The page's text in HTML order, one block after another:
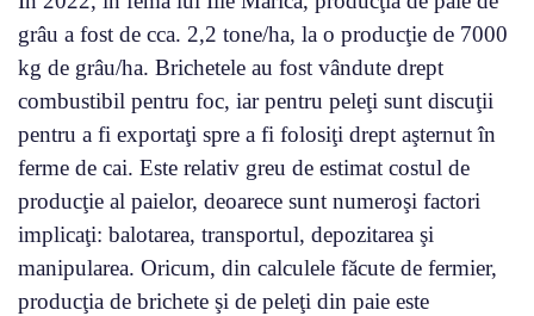
grâu a fost de cca. 2,2 tone/ha, la o producţie de 7000
kg de grâu/ha. Brichetele au fost vândute drept
combustibil pentru foc, iar pentru peleţi sunt discuţii
pentru a fi exportaţi spre a fi folosiţi drept aşternut în
ferme de cai. Este relativ greu de estimat costul de
producţie al paielor, deoarece sunt numeroşi factori
implicaţi: balotarea, transportul, depozitarea şi
manipularea. Oricum, din calculele făcute de fermier,
producţia de brichete şi de peleţi din paie este